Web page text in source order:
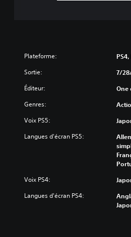
Plateforme: PS4,
Sortie: 7/
Éditeur: One
Genres:
Voix PS5:
Langues d'écran PS5:
Voix PS4:
Langues d'écran PS4: